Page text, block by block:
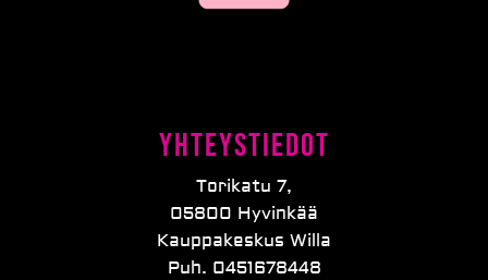
Yhteystiedot
Torikatu 7,
05800 Hyvinkää
Kauppakeskus Willa
Puh. 0451678448